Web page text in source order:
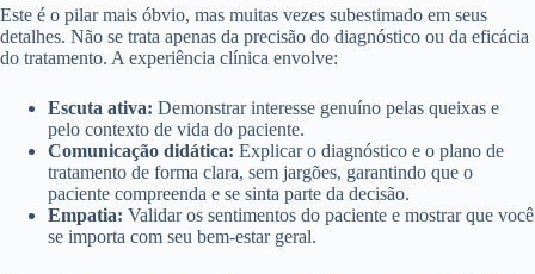
Este é o pilar mais óbvio, mas muitas vezes subestimado em seus
detalhes. Não se trata apenas da precisão do diagnóstico ou da eficácia
do tratamento. A experiência clínica envolve:
Escuta ativa: Demonstrar interesse genuíno pelas queixas e
pelo contexto de vida do paciente.
Comunicação didática: Explicar o diagnóstico e o plano de
tratamento de forma clara, sem jargões, garantindo que o
paciente compreenda e se sinta parte da decisão.
Empatia: Validar os sentimentos do paciente e mostrar que você
se importa com seu bem-estar geral.